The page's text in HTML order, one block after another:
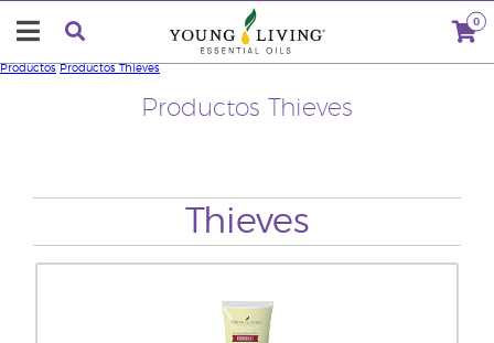
0
Productos Thieves
Productos Productos Thieves
Thieves